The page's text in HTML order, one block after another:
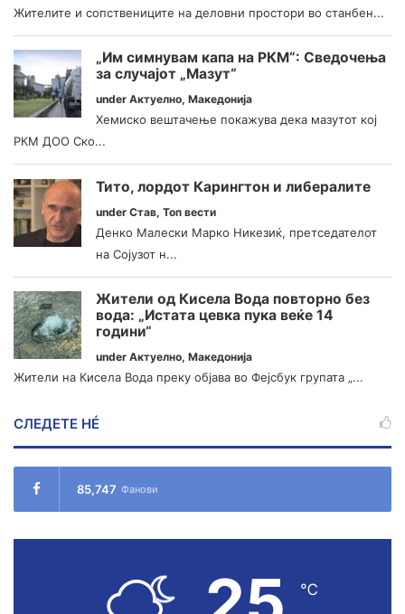
Жителите и сопствениците на деловни простори во станбен...
„Им симнувам капа на РКМ“: Сведочења
за случајот „Мазут“
under Актуелно, Македонија
Хемиско вештачење покажува дека мазутот кој
РКМ ДОО Ско...
Тито, лордот Карингтон и либералите
under Став, Топ вести
Денко Малески Марко Никезиќ, претседателот
на Сојузот н...
Жители од Кисела Вода повторно без
вода: „Истата цевка пука веќе 14
години“
under Актуелно, Македонија
Жители на Кисела Вода преку објава во Фејсбук групата „...
СЛЕДЕТЕ НÉ
85,747 Фанови
℃